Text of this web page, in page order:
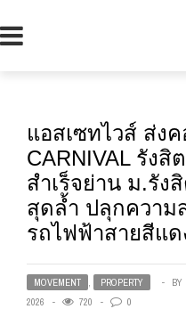
แอสเซทไวส์ ส่ง
CARNIVAL รังสิ
สำเร็จย่าน ม.รัง
สุดล้ำ ปลุกความ
รถไฟฟ้าสายสีแด
MOVEMENT , PROPERTY BY
2026
720 0